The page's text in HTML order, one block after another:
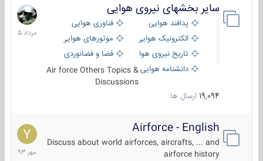
سایر بخشهای نیروی هوایی
پدافند هوایی
فناوری هوایی
الکترونیک هوایی
موتورهای هوایی
تاریخ نیروی هوایی
فضا و فضانوردی
دانشنامه هواییAir force Others Topics &
Discussions
19,094 ارسال ها
2
مرداد
1405
Airforce - English
Discuss about world airforces, aircrafts, ... and
airforce history
15
مهر
1393